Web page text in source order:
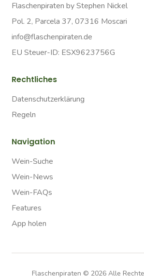
Flaschenpiraten by Stephen Nickel
Pol. 2, Parcela 37, 07316 Moscari
info@flaschenpiraten.de
EU Steuer-ID: ESX9623756G
Rechtliches
Datenschutzerklärung
Regeln
Navigation
Wein-Suche
Wein-News
Wein-FAQs
Features
App holen
Flaschenpiraten © 2026Alle